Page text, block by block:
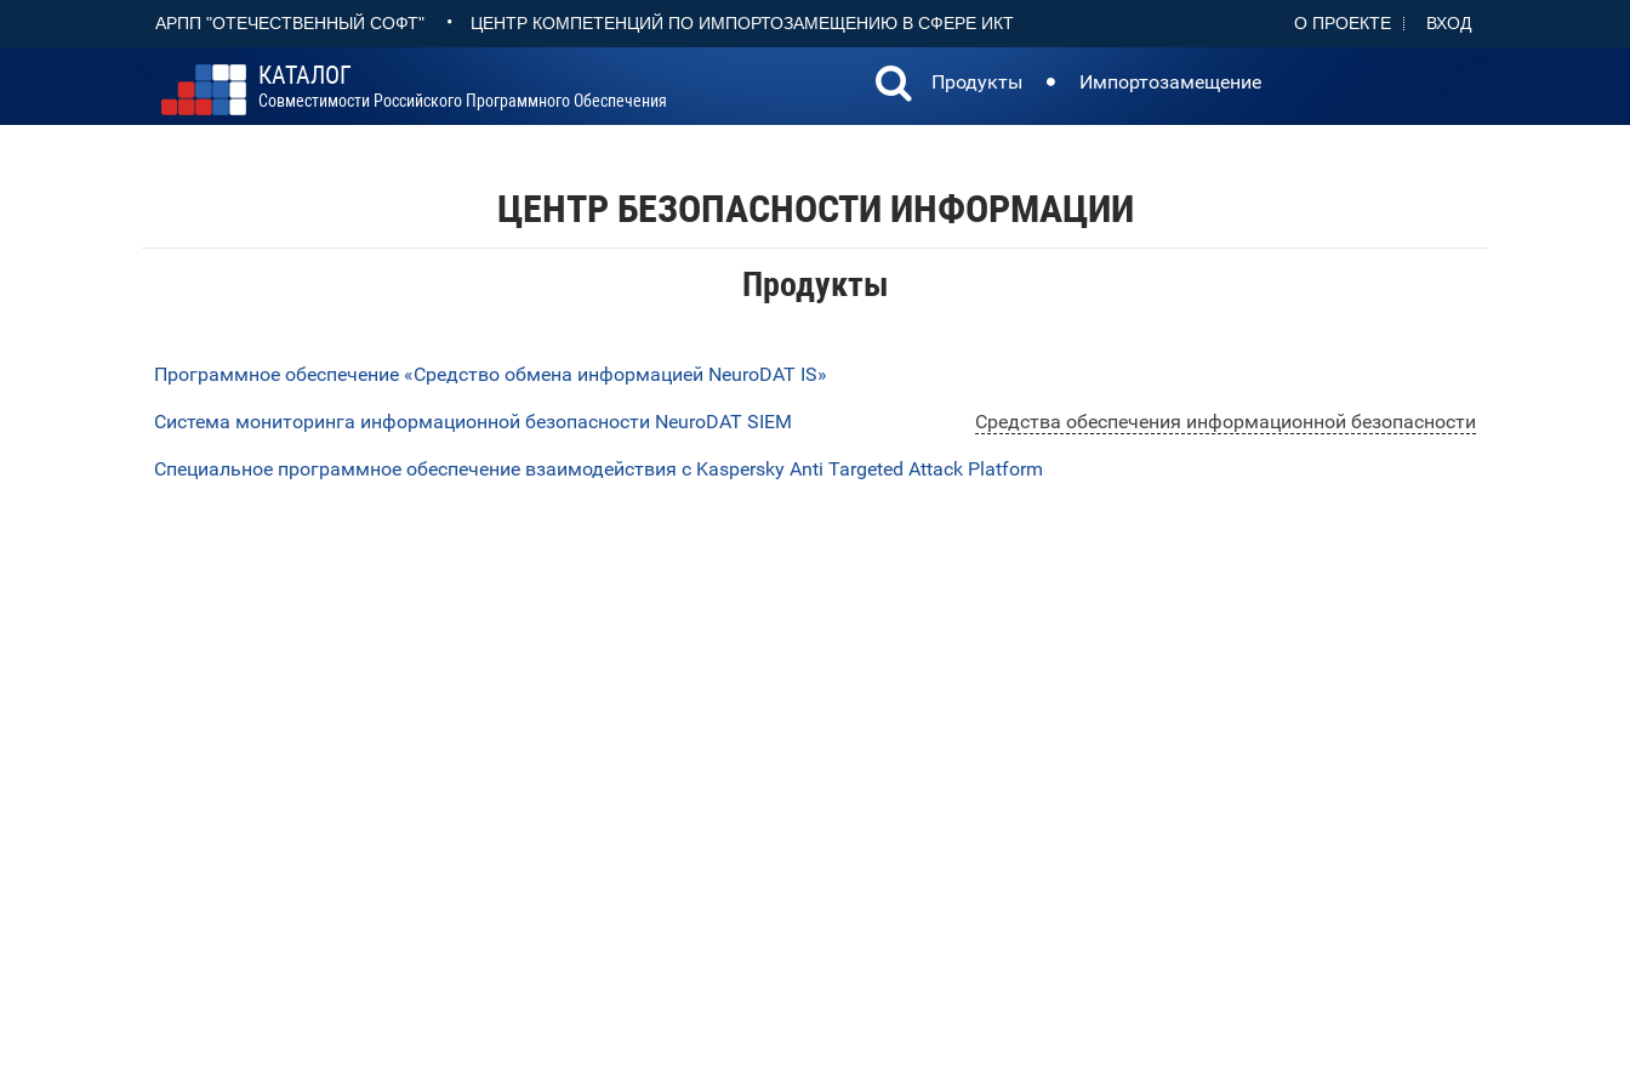
АРПП "ОТЕЧЕСТВЕННЫЙ СОФТ" • ЦЕНТР КОМПЕТЕНЦИЙ ПО ИМПОРТОЗАМЕЩЕНИЮ В СФЕРЕ ИКТ О ПРОЕКТЕ ВХОД
КАТАЛОГ
Совместимости Российского Программного Обеспечения
Продукты Импортозамещение
ЦЕНТР БЕЗОПАСНОСТИ ИНФОРМАЦИИ
Продукты
Программное обеспечение «Средство обмена информацией NeuroDAT IS»
Система мониторинга информационной безопасности NeuroDAT SIEM Средства обеспечения информационной безопасности
Специальное программное обеспечение взаимодействия с Kaspersky Anti Targeted Attack Platform